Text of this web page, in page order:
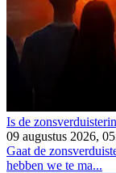
Is de
09 augustus 2026,
Gaat de
hebben we te ma...